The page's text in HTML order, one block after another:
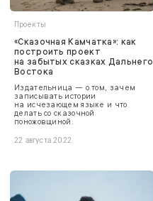
Проекты
«Сказочная Камчатка»: как
построить проект
на забытых сказках Дальнего
Востока
Издательница — о том, зачем
записывать истории
на исчезающем языке и что
делать со сказочной
поножовщиной.
22 августа 2022